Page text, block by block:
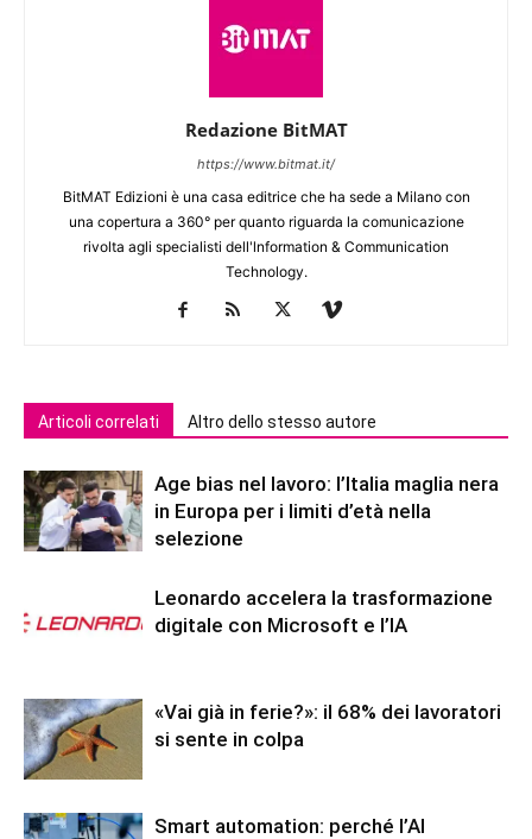
Redazione BitMAT
https://www.bitmat.it/
BitMAT Edizioni è una casa editrice che ha sede a Milano con
una copertura a 360° per quanto riguarda la comunicazione
rivolta agli specialisti dell'lnformation & Communication
Technology.
Articoli correlati Altro dello stesso autore
Age bias nel lavoro: l’Italia maglia nera
in Europa per i limiti d’età nella
selezione
Leonardo accelera la trasformazione
digitale con Microsoft e l’IA
«Vai già in ferie?»: il 68% dei lavoratori
si sente in colpa
Smart automation: perché l’AI